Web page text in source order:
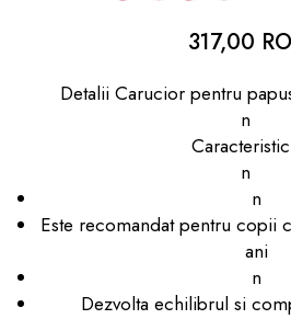
Produse îngrijire copii
Igiena copii
317,00
Detalii Carucior pentru
n
n
n
Este recomandat pentru copii
ani
n
Dezvolta echilibrul si